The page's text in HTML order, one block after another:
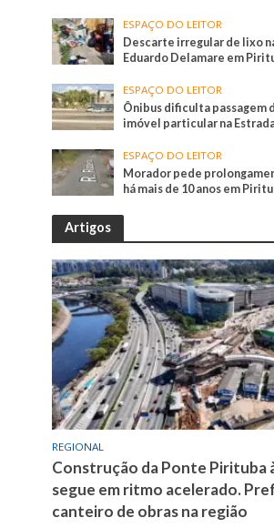
ESPAÇO DO LEITOR
Descarte irregular de lixo
Eduardo Delamare em
ESPAÇO DO LEITOR
Ônibus dificulta passagem
imóvel particular na
ESPAÇO DO LEITOR
Morador pede
há mais de 10 anos em
Artigos
REGIONAL
Construção da Ponte Pirituba
segue em ritmo acelerado.
canteiro de obras na região